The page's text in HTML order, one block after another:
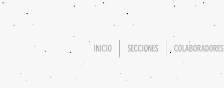
INICIO SECCIONES COLABORADORES